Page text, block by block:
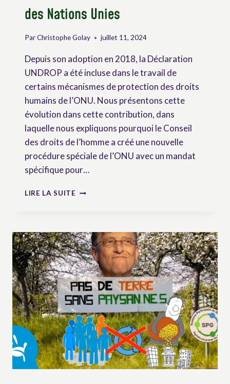
DANS
ZONES
des Nations Unies
ParChristophe Golay juillet 11, 2024
Depuis son adoption en 2018, la Déclaration
UNDROP a été incluse dans le travail de
certains mécanismes de protection des droits
humains de l’ONU. Nous présentons cette
évolution dans cette contribution, dans
laquelle nous expliquons pourquoi le Conseil
des droits de l’homme a créé une nouvelle
procédure spéciale de l’ONU avec un mandat
spécifique pour…
LIRE LA SUITE L’UNDROP
DES
MÉCANISMES
DE
DROITS
HUMAINS
DES
NATIONS